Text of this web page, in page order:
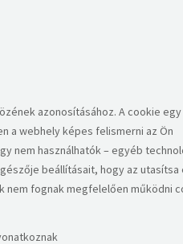
azonosításához. A cookie
a webhely képes felismerni az Ön
nem használhatók – egyéb
beállításait, hogy az utasítsa
nem fognak megfelelően működni